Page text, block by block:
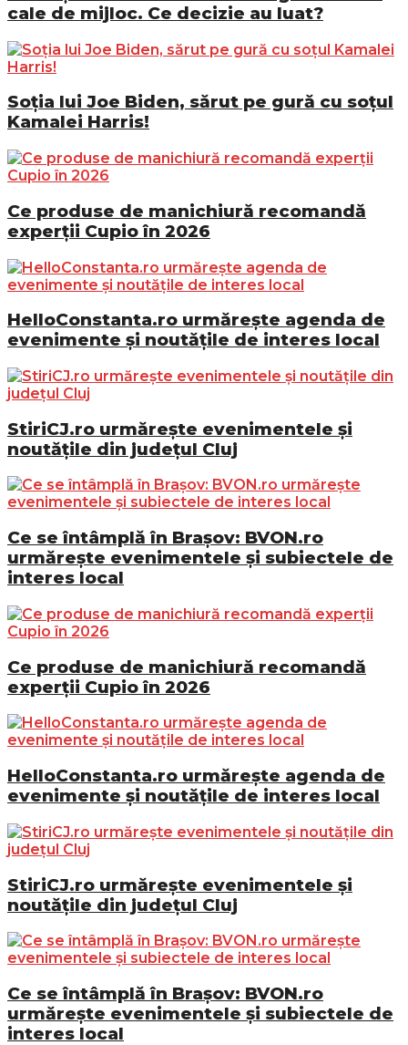
cale de mijloc. Ce decizie au luat?
Soția lui Joe Biden, sărut pe gură cu soțul
Kamalei Harris!
Ce produse de manichiură recomandă
experții Cupio în 2026
HelloConstanta.ro urmărește agenda de
evenimente și noutățile de interes local
StiriCJ.ro urmărește evenimentele și
noutățile din județul Cluj
Ce se întâmplă în Brașov: BVON.ro
urmărește evenimentele și subiectele de
interes local
Ce produse de manichiură recomandă
experții Cupio în 2026
HelloConstanta.ro urmărește agenda de
evenimente și noutățile de interes local
StiriCJ.ro urmărește evenimentele și
noutățile din județul Cluj
Ce se întâmplă în Brașov: BVON.ro
urmărește evenimentele și subiectele de
interes local